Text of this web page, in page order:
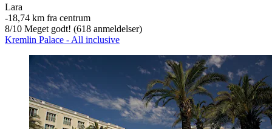
Lara
‐18,74 km fra centrum
8/10 Meget godt! (618 anmeldelser)
Kremlin Palace - All inclusive